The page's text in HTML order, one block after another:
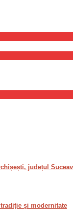
județul
și modernitate